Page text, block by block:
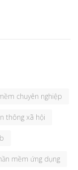
chuyên nghiệp
thông xã hội
mềm ứng dụng